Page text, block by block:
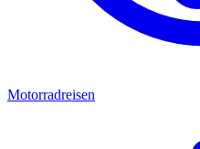
Motorradreisen